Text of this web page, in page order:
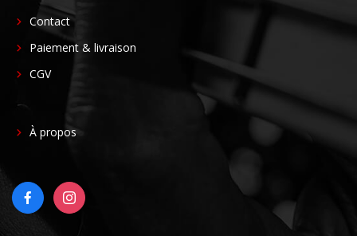
FOOTER
CENTER
Contact
Paiement & livraison
CGV
FOOTER
À propos
FACEBOOKINSTAGRAM